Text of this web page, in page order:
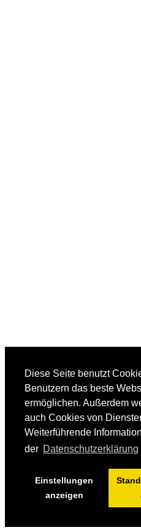
Diese Seite benutzt
Benutzern das beste
ermöglichen. Außerdem
auch Cookies von
Weiterführende
der Datenschutzerklärung
Einstellungen
anzeigen